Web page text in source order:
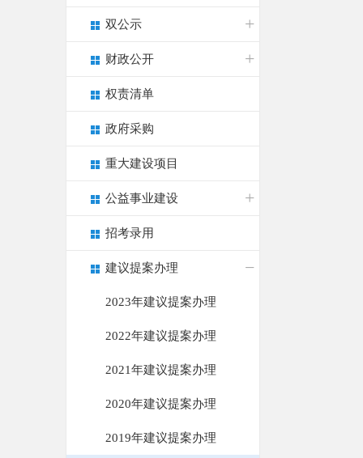
双公示
财政公开
权责清单
政府采购
重大建设项目
公益事业建设
招考录用
建议提案办理
2023年建议提案办理
2022年建议提案办理
2021年建议提案办理
2020年建议提案办理
2019年建议提案办理